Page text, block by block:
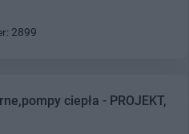
2899
ciepła - PROJEKT,